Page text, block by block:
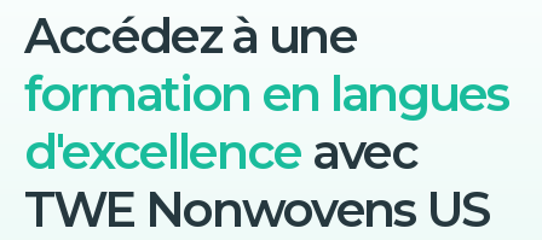
Accédez à une
formation en langues
d'excellence avec
TWE Nonwovens US